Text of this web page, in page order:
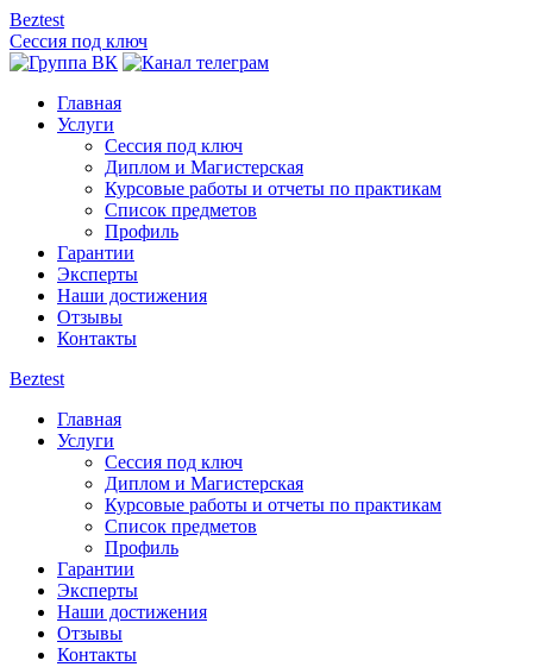
Beztest
Сессия под ключ
Главная
Услуги
Сессия под ключ
Диплом и Магистерская
Курсовые работы и отчеты по практикам
Список предметов
Профиль
Гарантии
Эксперты
Наши достижения
Отзывы
Контакты
Beztest
Главная
Услуги
Сессия под ключ
Диплом и Магистерская
Курсовые работы и отчеты по практикам
Список предметов
Профиль
Гарантии
Эксперты
Наши достижения
Отзывы
Контакты